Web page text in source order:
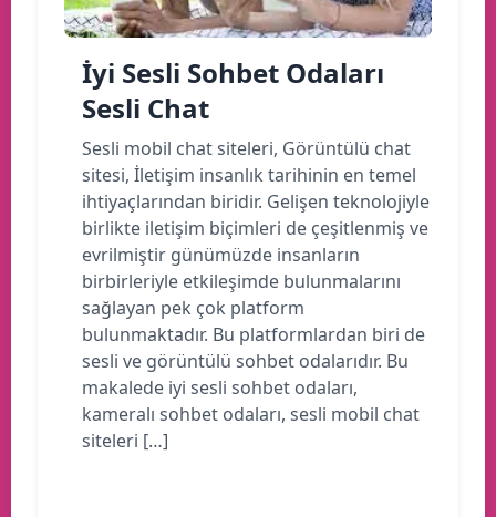
İyi Sesli Sohbet Odaları
Sesli Chat
Sesli mobil chat siteleri, Görüntülü chat
sitesi, İletişim insanlık tarihinin en temel
ihtiyaçlarından biridir. Gelişen teknolojiyle
birlikte iletişim biçimleri de çeşitlenmiş ve
evrilmiştir günümüzde insanların
birbirleriyle etkileşimde bulunmalarını
sağlayan pek çok platform
bulunmaktadır. Bu platformlardan biri de
sesli ve görüntülü sohbet odalarıdır. Bu
makalede iyi sesli sohbet odaları,
kameralı sohbet odaları, sesli mobil chat
siteleri […]